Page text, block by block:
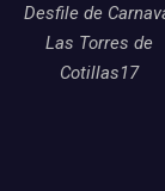
Desfile de
Las Torres de
Cotillas17